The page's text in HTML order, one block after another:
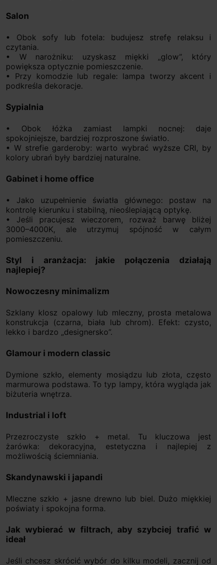
Salon
• Obok sofy lub fotela: budujesz strefę relaksu i
czytania.
• W narożniku: uzyskasz miękki „glow”, który
powiększa optycznie pomieszczenie.
• Przy komodzie lub regale: lampa tworzy akcent i
podkreśla dekoracje.
Sypialnia
• Obok łóżka zamiast lampki nocnej: daje
spokojniejsze, bardziej rozproszone światło.
• W strefie garderoby: warto wybrać wyższe CRI, by
kolory ubrań były bardziej naturalne.
Gabinet i home office
• Jako uzupełnienie światła głównego: postaw na
kontrolę kierunku i stabilną, nieoślepiającą optykę.
• Jeśli pracujesz wieczorem, rozważ barwę bliżej
3000–4000K, ale utrzymuj spójność w całym
pomieszczeniu.
Styl i aranżacja: jakie połączenia działają
najlepiej?
Nowoczesny minimalizm
Szklany klosz opalowy lub mleczny, prosta metalowa
konstrukcja (czarna, biała lub chrom). Efekt: czysto,
lekko i bardzo „designersko”.
Glamour i modern classic
Dymione szkło, elementy mosiądzu lub złota, często
marmurowa podstawa. To typ lampy, która wygląda jak
biżuteria wnętrza.
Industrial i loft
Przezroczyste szkło + metal. Tu kluczowa jest
żarówka: dekoracyjna, estetyczna i najlepiej z
możliwością ściemniania.
Skandynawski i japandi
Mleczne szkło + jasne drewno lub biel. Dużo miękkiej
poświaty i spokojna forma.
Jak wybierać w filtrach, aby szybciej trafić w
ideał
Jeśli chcesz skrócić wybór do kilku modeli, zacznij od